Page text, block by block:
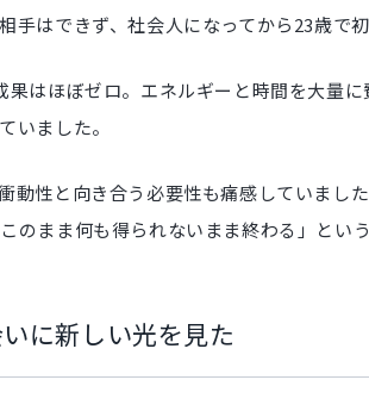
はできず、社会人になってから23歳で
はほぼゼロ。エネルギーと時間を大量
いました。
動性と向き合う必要性も痛感していまし
まま何も得られないまま終わる」とい
いに新しい光を見た